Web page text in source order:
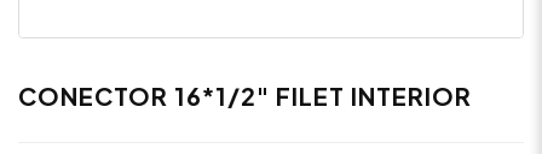
CONECTOR 16*1/2" FILET INTERIOR